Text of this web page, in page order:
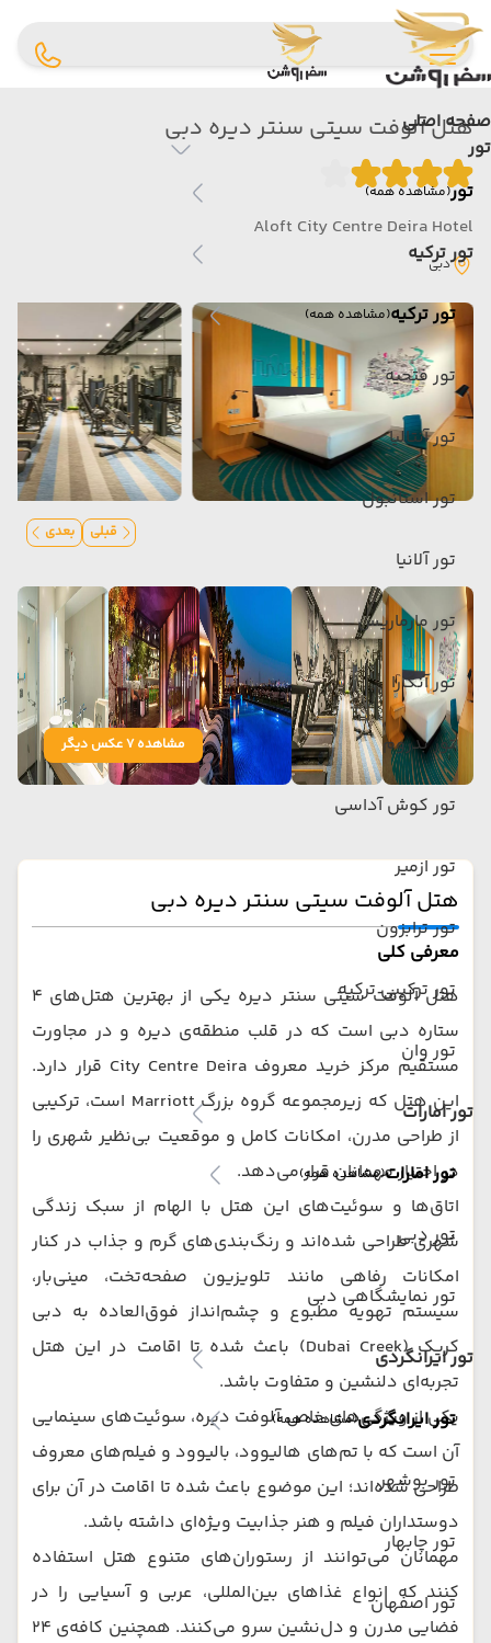
صفحه اصلی
تور
تور(مشاهده همه)
تور ترکیه
تور ترکیه(مشاهده همه)
تور فتحیه
تور آنتالیا
تور استانبول
تور آلانیا
تور مارماریس
تور آنکارا
تور بدروم
تور کوش آداسی
تور ازمیر
تور ترابزون
تور ترکیبی ترکیه
تور وان
تور امارات
تور امارات(مشاهده همه)
تور دبی
تور نمایشگاهی دبی
تور ایرانگردی
تور ایرانگردی(مشاهده همه)
تور بوشهر
تور چابهار
تور اصفهان
هتل آلوفت سیتی سنتر دیره دبی
Aloft City Centre Deira Hotel
دبی
قبلی بعدی
مشاهده 7 عکس دیگر
هتل آلوفت سیتی سنتر دیره دبی
معرفی کلی
هتل آلوفت سیتی سنتر دیره یکی از بهترین هتل‌های ۴
ستاره دبی است که در قلب منطقه‌ی دیره و در مجاورت
مستقیم مرکز خرید معروف City Centre Deira قرار دارد.
این هتل که زیرمجموعه گروه بزرگ Marriott است، ترکیبی
از طراحی مدرن، امکانات کامل و موقعیت بی‌نظیر شهری را
در اختیار مهمانان قرار می‌دهد.
اتاق‌ها و سوئیت‌های این هتل با الهام از سبک زندگی
شهری طراحی شده‌اند و رنگ‌بندی‌های گرم و جذاب در کنار
امکانات رفاهی مانند تلویزیون صفحه‌تخت، مینی‌بار،
سیستم تهویه مطبوع و چشم‌انداز فوق‌العاده به دبی
کریک (Dubai Creek) باعث شده تا اقامت در این هتل
تجربه‌ای دلنشین و متفاوت باشد.
یکی از ویژگی‌های خاص آلوفت دیره، سوئیت‌های سینمایی
آن است که با تم‌های هالیوود، بالیوود و فیلم‌های معروف
طراحی شده‌اند؛ این موضوع باعث شده تا اقامت در آن برای
دوستداران فیلم و هنر جذابیت ویژه‌ای داشته باشد.
مهمانان می‌توانند از رستوران‌های متنوع هتل استفاده
کنند که انواع غذاهای بین‌المللی، عربی و آسیایی را در
فضایی مدرن و دل‌نشین سرو می‌کنند. همچنین کافه‌ی ۲۴